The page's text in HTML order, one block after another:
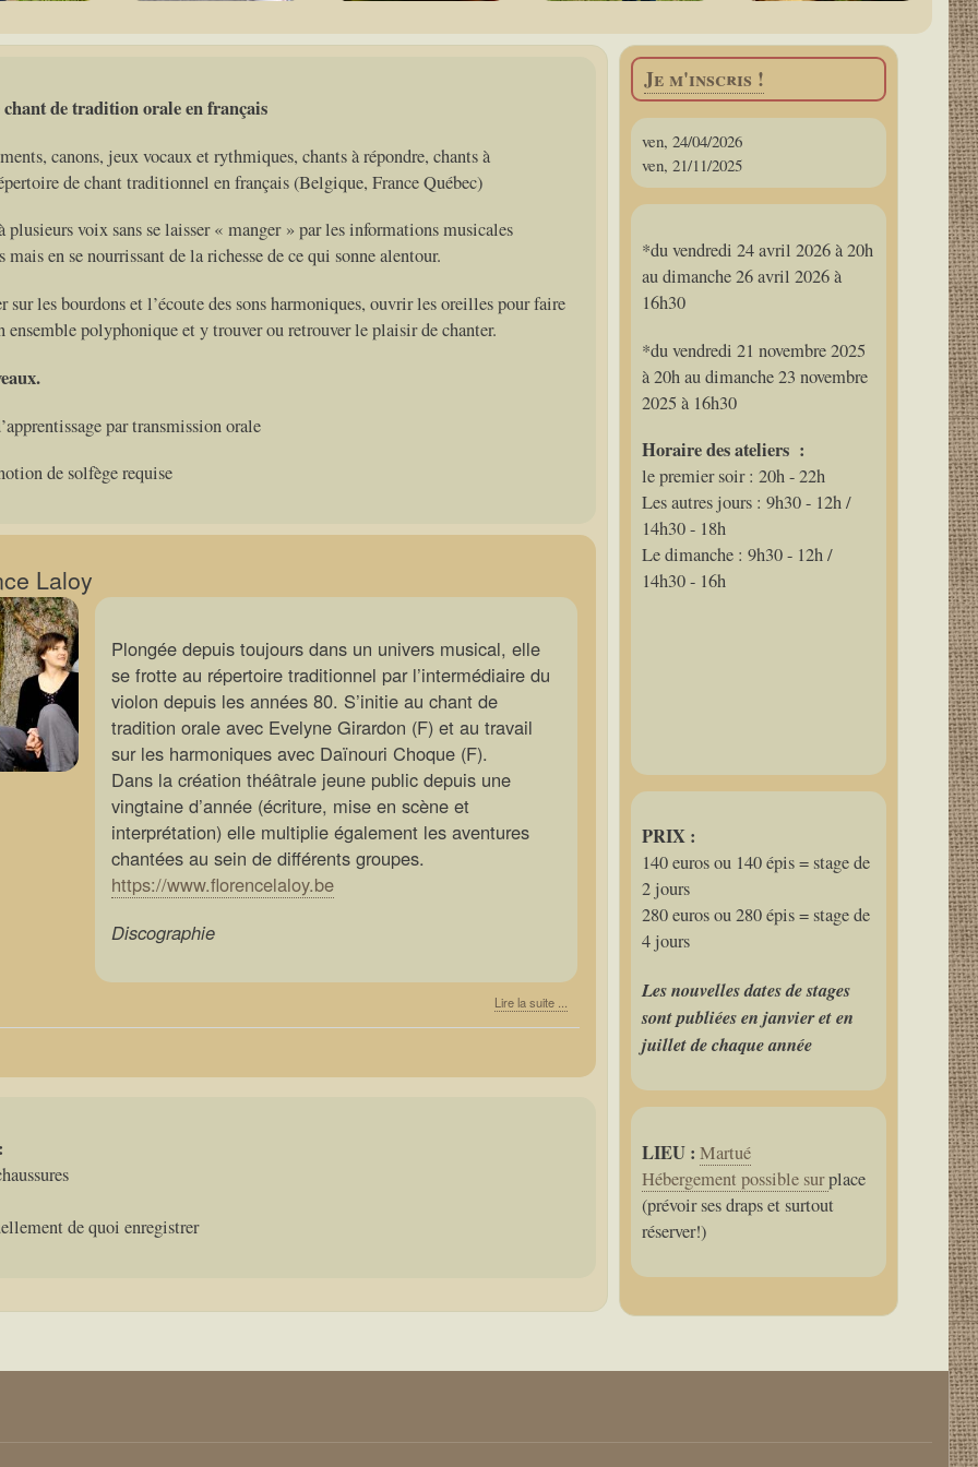
chant de tradition orale en français
canons, jeux vocaux et rythmiques, chants à répondre, chants à
de chant traditionnel en français (Belgique, France Québec)
plusieurs voix sans se laisser « manger » par les informations musicales
en se nourrissant de la richesse de ce qui sonne alentour.
sur les bourdons et l’écoute des sons harmoniques, ouvrir les oreilles pour faire
ensemble polyphonique et y trouver ou retrouver le plaisir de chanter.
par transmission orale
de solfège requise
Laloy
Plongée depuis toujours dans un univers musical, elle
se frotte au répertoire traditionnel par l’intermédiaire du
violon depuis les années 80. S’initie au chant de
tradition orale avec Evelyne Girardon (F) et au travail
sur les harmoniques avec Daïnouri Choque (F).
Dans la création théâtrale jeune public depuis une
vingtaine d’année (écriture, mise en scène et
interprétation) elle multiplie également les aventures
chantées au sein de différents groupes.
https://www.florencelaloy.be
Discographie
Lire la suite ...
de quoi enregistrer
Je m'inscris !
ven, 24/04/2026
ven, 21/11/2025
*du vendredi 24 avril 2026 à 20h
au dimanche 26 avril 2026 à
16h30
*du vendredi 21 novembre 2025
à 20h au dimanche 23 novembre
2025 à 16h30
Horaire des ateliers :
le premier soir : 20h - 22h
Les autres jours : 9h30 - 12h /
14h30 - 18h
Le dimanche : 9h30 - 12h /
14h30 - 16h
PRIX :
140 euros ou 140 épis = stage de
2 jours
280 euros ou 280 épis = stage de
4 jours
Les nouvelles dates de stages
sont publiées en janvier et en
juillet de chaque année
LIEU : Martué
Hébergement possible surplace
(prévoir ses draps et surtout
réserver!)